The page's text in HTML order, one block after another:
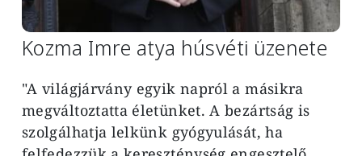
Kozma Imre atya húsvéti üzenete
"A világjárvány egyik napról a másikra
megváltoztatta életünket. A bezártság is
szolgálhatja lelkünk gyógyulását, ha